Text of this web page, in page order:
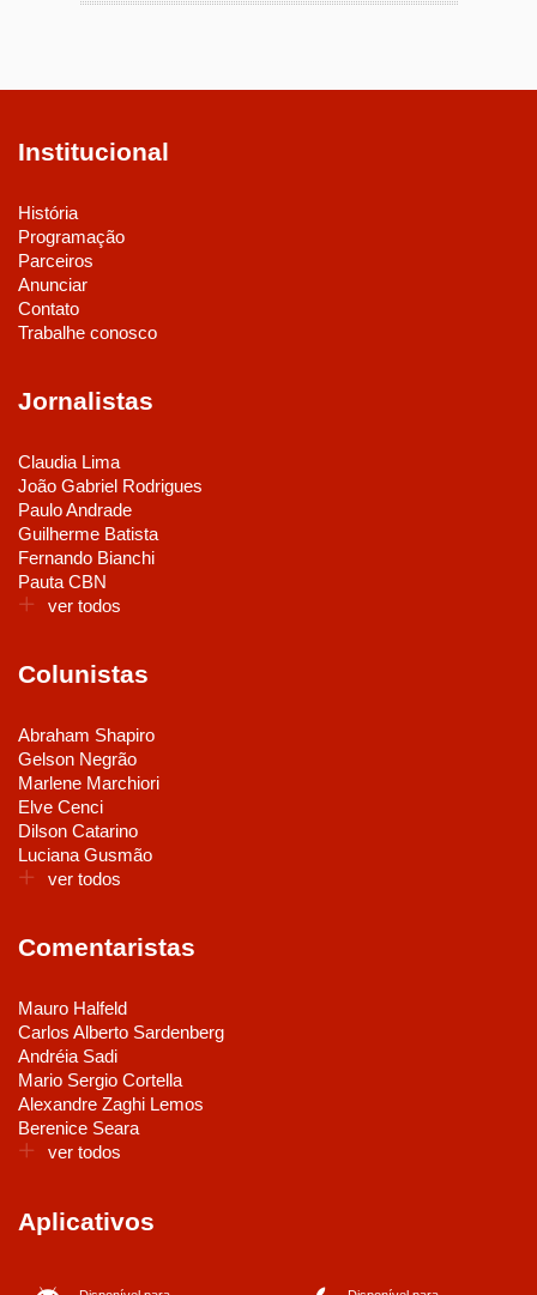
Institucional
História
Programação
Parceiros
Anunciar
Contato
Trabalhe conosco
Jornalistas
Claudia Lima
João Gabriel Rodrigues
Paulo Andrade
Guilherme Batista
Fernando Bianchi
Pauta CBN
ver todos
Colunistas
Abraham Shapiro
Gelson Negrão
Marlene Marchiori
Elve Cenci
Dilson Catarino
Luciana Gusmão
ver todos
Comentaristas
Mauro Halfeld
Carlos Alberto Sardenberg
Andréia Sadi
Mario Sergio Cortella
Alexandre Zaghi Lemos
Berenice Seara
ver todos
Aplicativos